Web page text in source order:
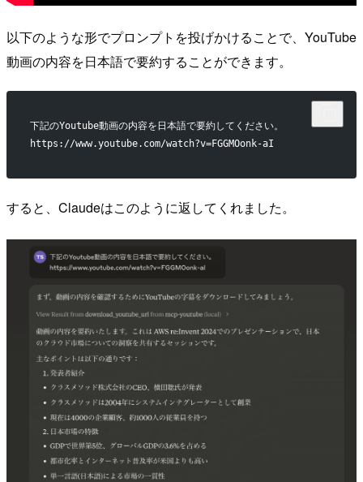
以下のような形でプロンプトを投げかけることで、YouTube
動画の内容を日本語で要約することができます。
下記のYoutube動画の内容を日本語で要約してください。
https://www.youtube.com/watch?v=FGGMOonk-aI
すると、Claudeはこのように返してくれました。